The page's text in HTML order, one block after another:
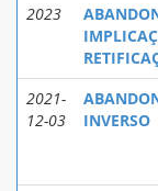
2023
2021-
12-03
INVERSO